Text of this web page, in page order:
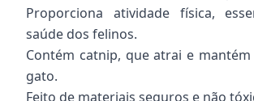
Proporciona atividade física,
saúde dos felinos.
Contém catnip, que atrai e
gato.
Feito de materiais seguros e não